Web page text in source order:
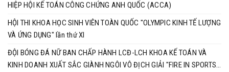
HIỆP HỘI KẾ TOÁN CÔNG CHỨNG ANH QUỐC (ACCA)
HỘI THI KHOA HỌC SINH VIÊN TOÀN QUỐC "OLYMPIC KINH TẾ LƯỢNG
VÀ ỨNG DỤNG" lần thứ XI
ĐỘI BÓNG ĐÁ NỮ BAN CHẤP HÀNH LCĐ-LCH KHOA KẾ TOÁN VÀ
KINH DOANH XUẤT SẮC GIÀNH NGÔI VÔ ĐỊCH GIẢI "FIRE IN SPORTS